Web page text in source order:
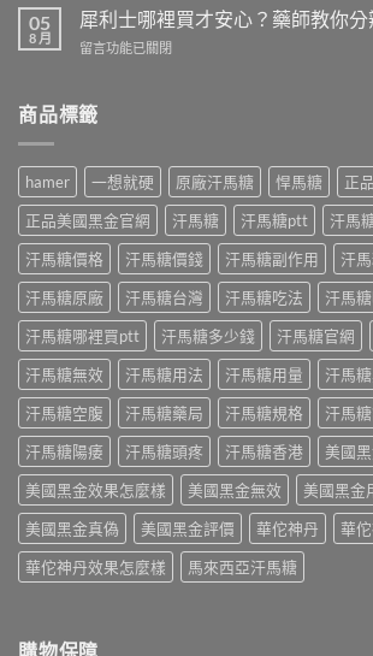
整
解
分
功
吃
法
與
正
品
購
買〉
中
精
功
哪
解
析
成
分、
正
確
吃
法
與
正
品
購
買
指
南〉
中
凍
威
而
果
久？
藥
師
解
析
Kamagra
Oral
Jelly
正
確
吃
法
與
7
種
口
味〉
中
05
8 月
犀利士哪裡買才安心？藥師教你
在
士
哪
買
安
心？
藥
師
教
你
分
辨
正
品
吃
法〉
中
留言功能已關閉
商品標籤
hamer 一想就硬 原廠汗馬糖 悍馬糖
正
正品美國黑金官網
汗馬糖 汗馬糖ptt 汗馬
汗馬糖價格
汗馬糖價錢 汗馬糖副作用
汗
汗馬糖原廠
汗馬糖台灣 汗馬糖吃法
汗馬
汗馬糖哪裡買ptt
汗馬糖多少錢 汗馬糖官網
汗馬糖無效
汗馬糖用法 汗馬糖用量 汗馬
汗馬糖空腹
汗馬糖藥局 汗馬糖規格 汗馬
汗馬糖陽痿
汗馬糖頭疼 汗馬糖香港
美國
美國黑金效果怎麼樣
美國黑金無效
美國黑金
美國黑金真偽
美國黑金評價 華佗神丹
華
華佗神丹效果怎麼樣
馬來西亞汗馬糖
購物保障